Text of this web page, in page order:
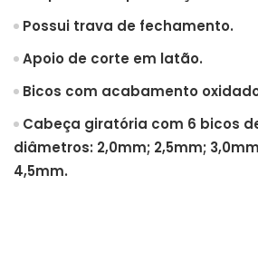
Possui trava de fechamento.
Apoio de corte em latão.
Bicos com acabamento
Cabeça giratória com 6 bicos
diâmetros: 2,0mm; 2,5mm;
4,5mm.